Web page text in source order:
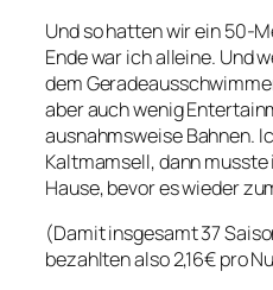
Und so hatten wir ein 50-
Ende war ich alleine. Und
dem
aber auch wenig
ausnahmsweise Bahnen.
Kaltmamsell, dann
Hause, bevor es wieder
(Damit insgesamt 37
bezahlten also 2,16€ pro